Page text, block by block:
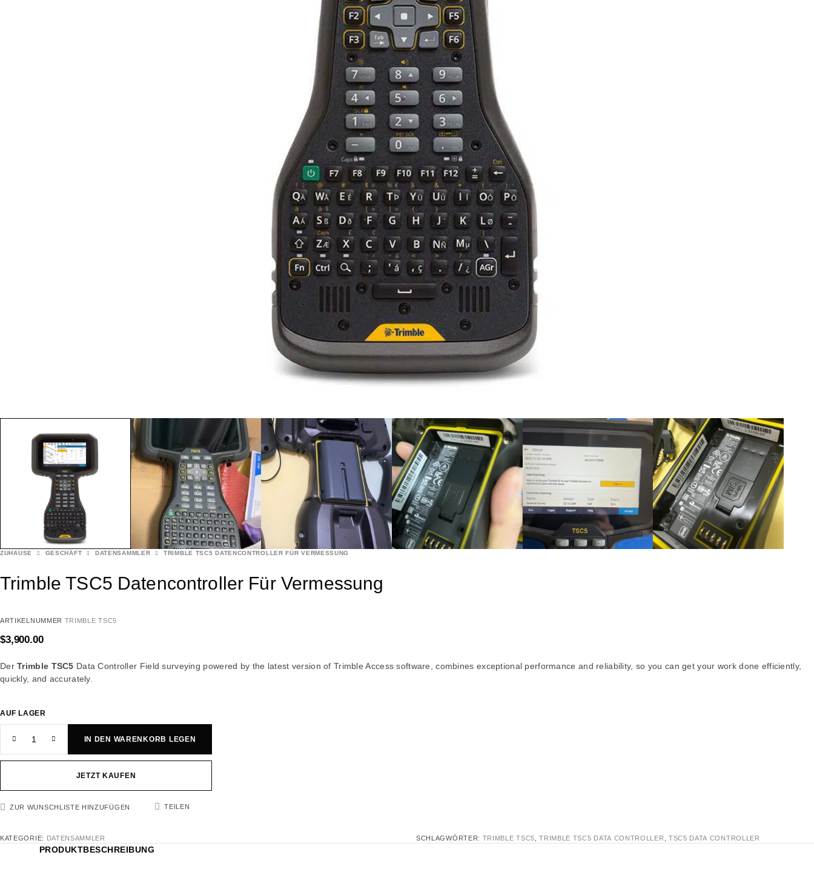
ZUHAUSE GESCHÄFT DATENSAMMLER TRIMBLE TSC5 DATENCONTROLLER FÜR VERMESSUNG
Trimble TSC5 Datencontroller Für Vermessung
ARTIKELNUMMER TRIMBLE TSC5
$3,900.00
DerTrimble TSC5 Data Controller Field surveying powered by the latest version of Trimble Access software, combines exceptional performance and reliability, so you can get your work done efficiently,
quickly, and accurately.
AUF LAGER
IN DEN WARENKORB LEGEN
JETZT KAUFEN
ZUR WUNSCHLISTE HINZUFÜGEN TEILEN
KATEGORIE: DATENSAMMLER SCHLAGWÖRTER: TRIMBLE TSC5 ,TRIMBLE TSC5 DATA CONTROLLER TSC5 DATA CONTROLLER
PRODUKTBESCHREIBUNG